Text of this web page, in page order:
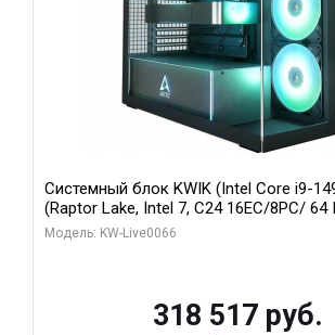
Системный блок KWIK (Intel Core i9-
(Raptor Lake, Intel 7, C24 16EC/8PC/
модуля)/ Gigabyte RTX5080 XTREME
Модель: KW-Live0066
318 517 руб.